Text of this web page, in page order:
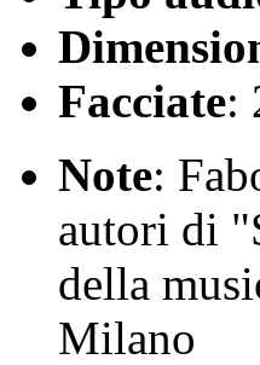
Facciate:
Note:
autori di
della
Milano